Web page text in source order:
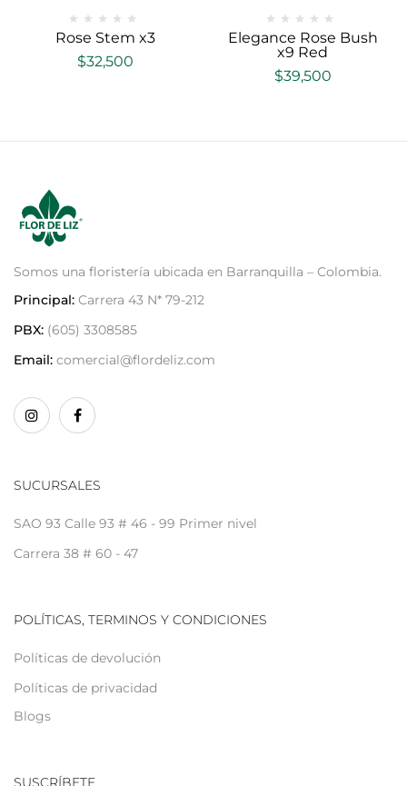
Rose Stem x3
$32,500
Elegance Rose Bush
x9 Red
$39,500
Somos una floristería ubicada en Barranquilla – Colombia.
Principal: Carrera 43 N* 79-212
PBX: (605) 3308585
Email: comercial@flordeliz.com
SUCURSALES
SAO 93 Calle 93 # 46 - 99 Primer nivel
Carrera 38 # 60 - 47
POLÍTICAS, TERMINOS Y CONDICIONES
Políticas de devolución
Políticas de privacidad
Blogs
SUSCRÍBETE